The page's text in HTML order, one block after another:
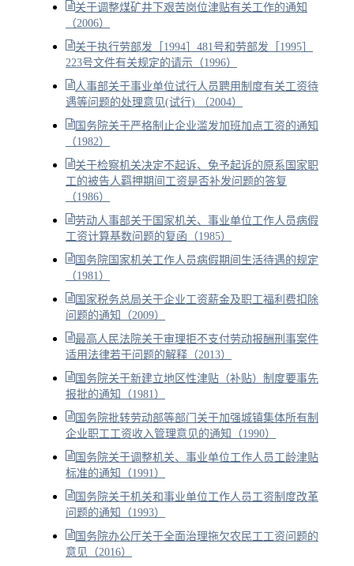
关于调整煤矿井下艰苦岗位津贴有关工作的通知
（2006）
关于执行劳部发［1994］481号和劳部发［1995］
223号文件有关规定的请示（1996）
人事部关于事业单位试行人员聘用制度有关工资待
遇等问题的处理意见(试行) （2004）
国务院关于严格制止企业滥发加班加点工资的通知
（1982）
关于检察机关决定不起诉、免予起诉的原系国家职
工的被告人羁押期间工资是否补发问题的答复
（1986）
劳动人事部关于国家机关、事业单位工作人员病假
工资计算基数问题的复函（1985）
国务院国家机关工作人员病假期间生活待遇的规定
（1981）
国家税务总局关于企业工资薪金及职工福利费扣除
问题的通知（2009）
最高人民法院关于审理拒不支付劳动报酬刑事案件
适用法律若干问题的解释（2013）
国务院关于新建立地区性津贴（补贴）制度要事先
报批的通知（1981）
国务院批转劳动部等部门关于加强城镇集体所有制
企业职工工资收入管理意见的通知（1990）
国务院关于调整机关、事业单位工作人员工龄津贴
标准的通知（1991）
国务院关于机关和事业单位工作人员工资制度改革
问题的通知（1993）
国务院办公厅关于全面治理拖欠农民工工资问题的
意见（2016）